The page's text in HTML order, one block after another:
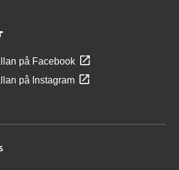
på Facebook
på Instagram